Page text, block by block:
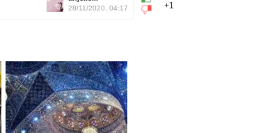
+1
28/11/2020, 04:17